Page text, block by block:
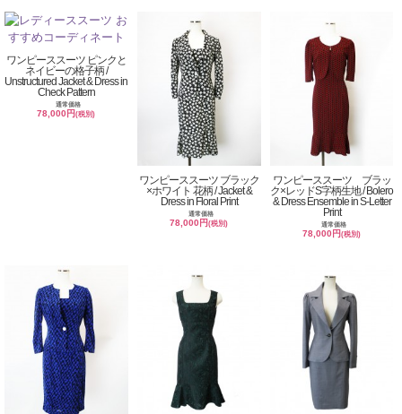
ワンピーススーツ ピンクと
ネイビーの格子柄 /
Unstructured Jacket & Dress in
Check Pattern
通常価格
78,000円(税別)
ワンピーススーツ ブラック
×ホワイト 花柄 / Jacket &
Dress in Floral Print
通常価格
78,000円(税別)
ワンピーススーツ ブラッ
ク×レッドS字柄生地 / Bolero
& Dress Ensemble in S-Letter
Print
通常価格
78,000円(税別)